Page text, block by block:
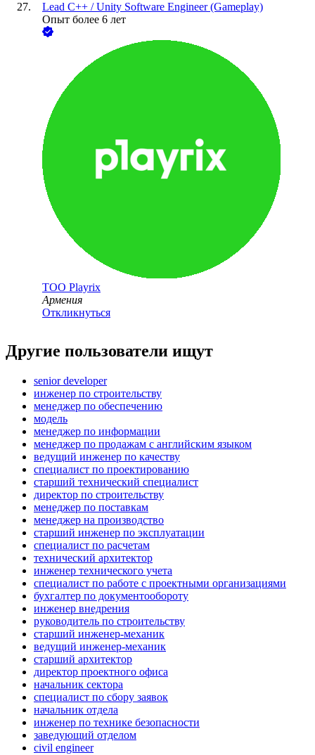
Lead C++ / Unity Software Engineer (Gameplay)
Опыт более 6 лет
ТОО Playrix
Армения
Откликнуться
Другие пользователи ищут
senior developer
инженер по строительству
менеджер по обеспечению
модель
менеджер по информации
менеджер по продажам с английским языком
ведущий инженер по качеству
специалист по проектированию
старший технический специалист
директор по строительству
менеджер по поставкам
менеджер на производство
старший инженер по эксплуатации
специалист по расчетам
технический архитектор
инженер технического учета
специалист по работе с проектными организациями
бухгалтер по документообороту
инженер внедрения
руководитель по строительству
старший инженер-механик
ведущий инженер-механик
старший архитектор
директор проектного офиса
начальник сектора
специалист по сбору заявок
начальник отдела
инженер по технике безопасности
заведующий отделом
civil engineer